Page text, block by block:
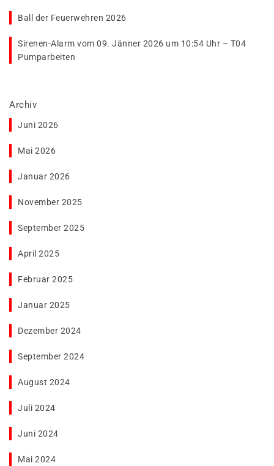
Ball der Feuerwehren 2026
Sirenen-Alarm vom 09. Jänner 2026 um 10:54 Uhr – T04
Pumparbeiten
Archiv
Juni 2026
Mai 2026
Januar 2026
November 2025
September 2025
April 2025
Februar 2025
Januar 2025
Dezember 2024
September 2024
August 2024
Juli 2024
Juni 2024
Mai 2024